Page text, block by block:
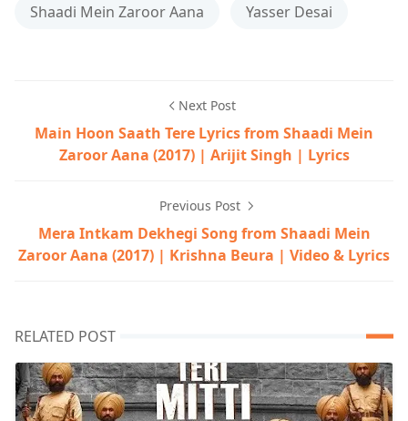
Shaadi Mein Zaroor Aana Yasser Desai
Next Post
Main Hoon Saath Tere Lyrics from Shaadi Mein
Zaroor Aana (2017) | Arijit Singh | Lyrics
Previous Post
Mera Intkam Dekhegi Song from Shaadi Mein
Zaroor Aana (2017) | Krishna Beura | Video & Lyrics
RELATED POST